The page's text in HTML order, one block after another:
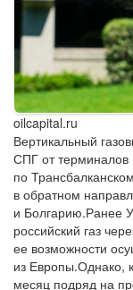
oilcapital.ru
Вертикальный
СПГ от терминалов
по
в обратном
и Болгарию.Ранее
российский газ
ее возможности
из Европы.Однако,
месяц подряд на